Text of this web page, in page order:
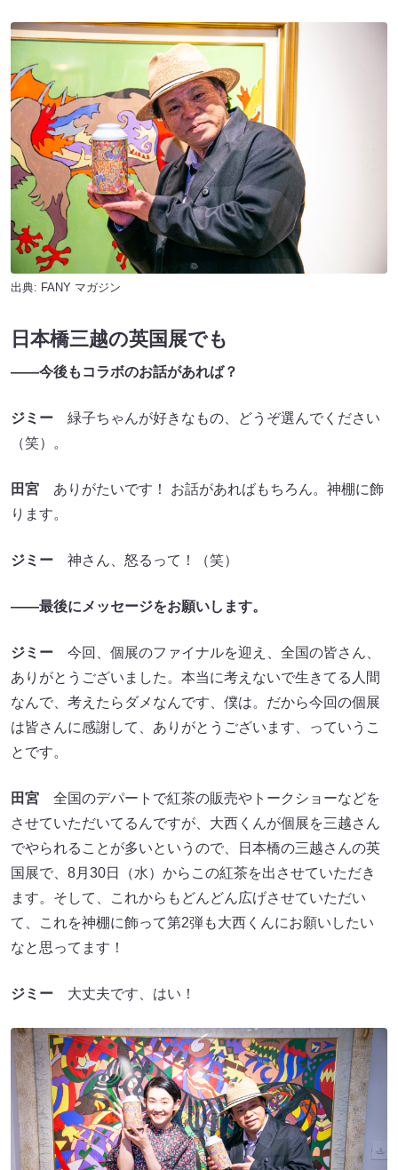
出典: FANY マガジン
日本橋三越の英国展でも
――今後もコラボのお話があれば？
ジミー 緑子ちゃんが好きなもの、どうぞ選んでください
（笑）。
田宮 ありがたいです！ お話があればもちろん。神棚に飾
ります。
ジミー 神さん、怒るって！（笑）
――最後にメッセージをお願いします。
ジミー 今回、個展のファイナルを迎え、全国の皆さん、
ありがとうございました。本当に考えないで生きてる人間
なんで、考えたらダメなんです、僕は。だから今回の個展
は皆さんに感謝して、ありがとうございます、っていうこ
とです。
田宮 全国のデパートで紅茶の販売やトークショーなどを
させていただいてるんですが、大西くんが個展を三越さん
でやられることが多いというので、日本橋の三越さんの英
国展で、8月30日（水）からこの紅茶を出させていただき
ます。そして、これからもどんどん広げさせていただい
て、これを神棚に飾って第2弾も大西くんにお願いしたい
なと思ってます！
ジミー 大丈夫です、はい！